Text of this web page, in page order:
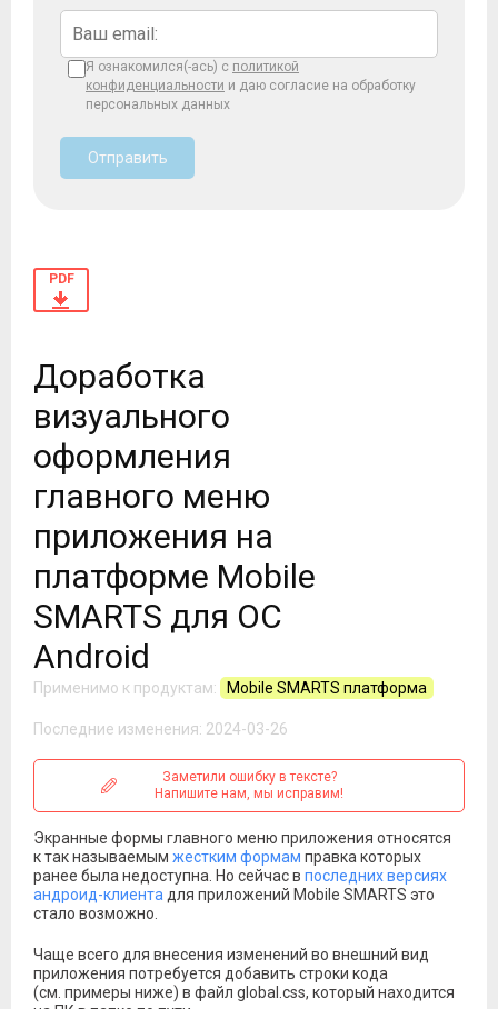
Я ознакомился(-ась) с политикой
конфиденциальности и даю согласие на обработку
персональных данных
Отправить
PDF
Доработка
визуального
оформления
главного меню
приложения на
платформе Mobile
SMARTS для ОС
Android
Применимо к продуктам: Mobile SMARTS платформа
Последние изменения: 2024-03-26
Заметили ошибку в тексте?
Напишите нам, мы исправим!
Экранные формы главного меню приложения относятся
к так называемым жестким формам правка которых
ранее была недоступна. Но сейчас в последних версиях
андроид-клиента для приложений Mobile SMARTS это
стало возможно.
Чаще всего для внесения изменений во внешний вид
приложения потребуется добавить строки кода
(см. примеры ниже) в файл global.css, который находится